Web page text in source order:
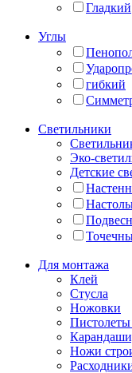
Гладкий
Углы
гибкий
Светильники
Эко-
Детские
Для монтажа
Клей
Стусла
Ножовки
Пистолеты
Ножи